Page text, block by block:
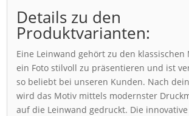
Details zu den
Produktvarianten:
Eine Leinwand gehört zu den klassischen
ein Foto stilvoll zu präsentieren und ist
so beliebt bei unseren Kunden. Nach
wird das Motiv mittels modernster
auf die Leinwand gedruckt. Die innovative